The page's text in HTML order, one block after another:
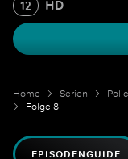
12 HD
Home Serien
Folge 8
EPISODENGUIDE